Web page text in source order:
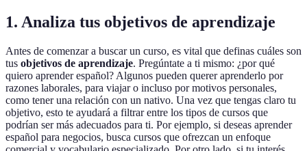
1. Analiza tus objetivos de aprendizaje
Antes de comenzar a buscar un curso, es vital que definas cuáles son
tus objetivos de aprendizaje. Pregúntate a ti mismo: ¿por qué
quiero aprender español? Algunos pueden querer aprenderlo por
razones laborales, para viajar o incluso por motivos personales,
como tener una relación con un nativo. Una vez que tengas claro tu
objetivo, esto te ayudará a filtrar entre los tipos de cursos que
podrían ser más adecuados para ti. Por ejemplo, si deseas aprender
español para negocios, busca cursos que ofrezcan un enfoque